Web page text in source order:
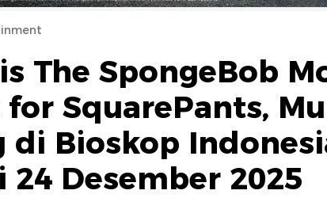
The SpongeBob
for SquarePants,
di Bioskop
24 Desember 2025